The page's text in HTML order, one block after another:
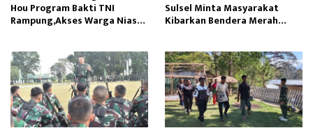
Hou Program Bakti TNI
Rampung,Akses Warga Nias
Sulsel Minta Masyarakat
Kibarkan Bendera Merah